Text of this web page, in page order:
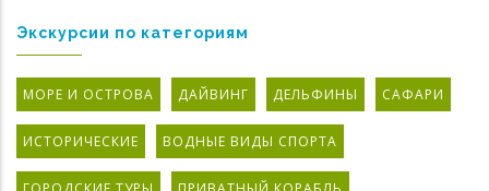
Экскурсии по категориям
МОРЕ И ОСТРОВА ДАЙВИНГ ДЕЛЬФИНЫ САФАРИ
ИСТОРИЧЕСКИЕ ВОДНЫЕ ВИДЫ СПОРТА